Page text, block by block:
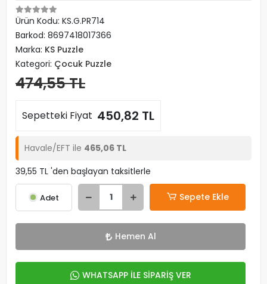
Ürün Kodu: KS.G.PR714
Barkod: 8697418017366
Marka: KS Puzzle
Kategori: Çocuk Puzzle
474,55 TL
Sepetteki Fiyat 450,82 TL
Havale/EFT ile 465,06 TL
39,55 TL 'den başlayan taksitlerle
Adet Sepete Ekle
Hemen Al
WHATSAPP İLE SİPARİŞ VER